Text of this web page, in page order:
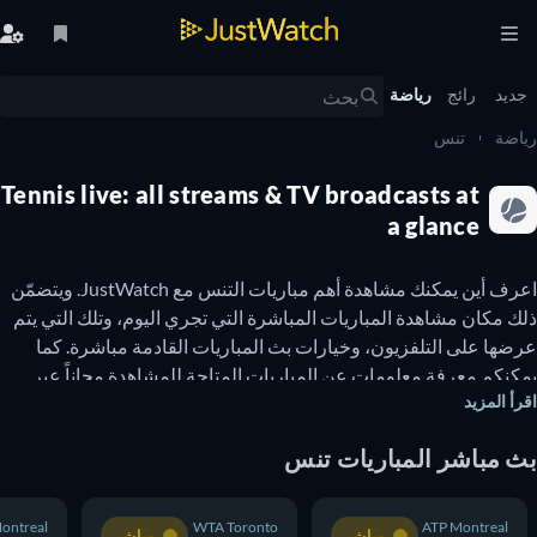
رائج رياضة
تنس
Tennis live: all streams & TV broadcasts at
a glance
اعرف أين يمكنك مشاهدة أهم مباريات التنس مع JustWatch. ويتضمّن
ذلك مكان مشاهدة المباريات المباشرة التي تجري اليوم، وتلك التي يتم
عرضها على التلفزيون، وخيارات بث المباريات القادمة مباشرة. كما
يمكنكم معرفة معلومات عن المباريات المتاحة للمشاهدة مجاناً عبر
المزيد
مباشر المباريات تنس
ATP Montreal
WTA Toronto
Montreal